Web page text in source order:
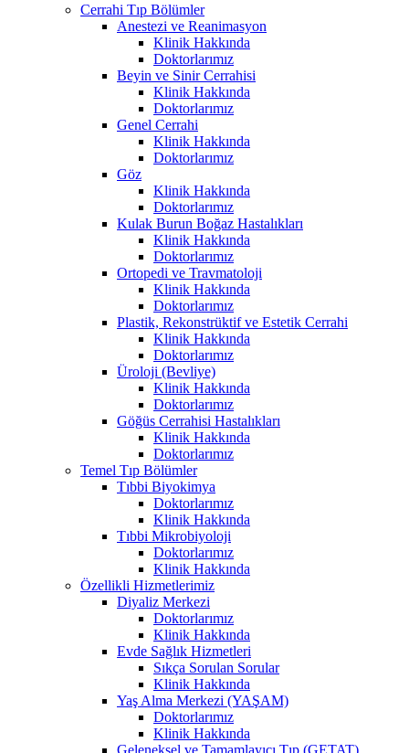
Cerrahi Tıp Bölümler
Anestezi ve Reanimasyon
Klinik Hakkında
Doktorlarımız
Beyin ve Sinir Cerrahisi
Klinik Hakkında
Doktorlarımız
Genel Cerrahi
Klinik Hakkında
Doktorlarımız
Göz
Klinik Hakkında
Doktorlarımız
Kulak Burun Boğaz Hastalıkları
Klinik Hakkında
Doktorlarımız
Ortopedi ve Travmatoloji
Klinik Hakkında
Doktorlarımız
Plastik, Rekonstrüktif ve Estetik Cerrahi
Klinik Hakkında
Doktorlarımız
Üroloji (Bevliye)
Klinik Hakkında
Doktorlarımız
Göğüs Cerrahisi Hastalıkları
Klinik Hakkında
Doktorlarımız
Temel Tıp Bölümler
Tıbbi Biyokimya
Doktorlarımız
Klinik Hakkında
Tıbbi Mikrobiyoloji
Doktorlarımız
Klinik Hakkında
Özellikli Hizmetlerimiz
Diyaliz Merkezi
Doktorlarımız
Klinik Hakkında
Evde Sağlık Hizmetleri
Sıkça Sorulan Sorular
Klinik Hakkında
Yaş Alma Merkezi (YAŞAM)
Doktorlarımız
Klinik Hakkında
Geleneksel ve Tamamlayıcı Tıp (GETAT)